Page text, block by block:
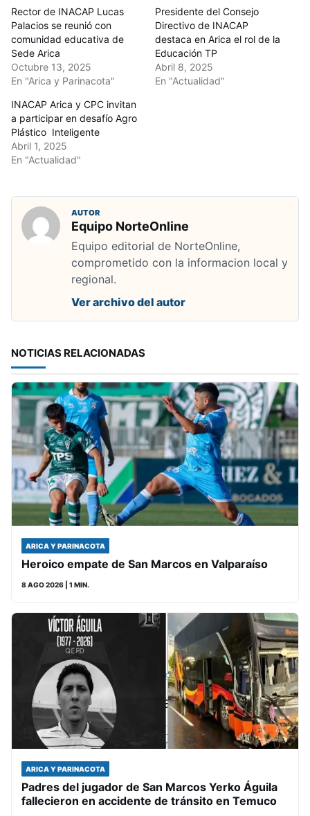
Rector de INACAP Lucas
Palacios se reunió con
comunidad educativa de
Sede Arica
Octubre 13, 2025
En "Arica y Parinacota"
Presidente del Consejo
Directivo de INACAP
destaca en Arica el rol de la
Educación TP
Abril 8, 2025
En "Actualidad"
INACAP Arica y CPC invitan
a participar en desafío Agro
Plástico Inteligente
Abril 1, 2025
En "Actualidad"
AUTOR
Equipo NorteOnline
Equipo editorial de NorteOnline,
comprometido con la informacion local y
regional.
Ver archivo del autor
NOTICIAS RELACIONADAS
ARICA Y PARINACOTA
Heroico empate de San Marcos en Valparaíso
8 AGO 2026 | 1 MIN.
ARICA Y PARINACOTA
Padres del jugador de San Marcos Yerko Águila
fallecieron en accidente de tránsito en Temuco